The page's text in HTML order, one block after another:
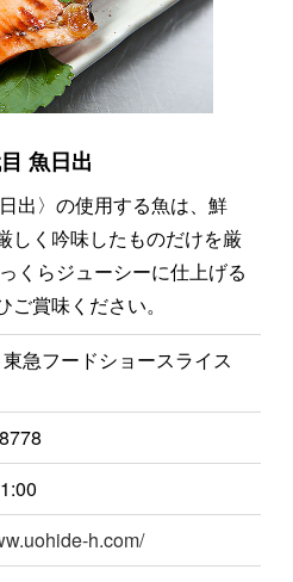
魚日出
出〉の使用する魚は、鮮
しく吟味したものだけを厳
くらジューシーに仕上げる
賞味ください。
急フードショースライス
h.com/